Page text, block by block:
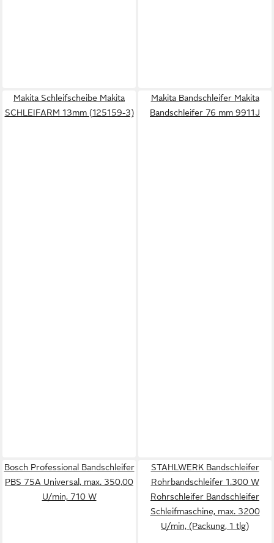
Makita Schleifscheibe Makita
SCHLEIFARM 13mm (125159-3)
Makita Bandschleifer Makita
Bandschleifer 76 mm 9911J
Bosch Professional Bandschleifer
PBS 75A Universal, max. 350,00
U/min, 710 W
STAHLWERK Bandschleifer
Rohrbandschleifer 1.300 W
Rohrschleifer Bandschleifer
Schleifmaschine, max. 3200
U/min, (Packung, 1 tlg)